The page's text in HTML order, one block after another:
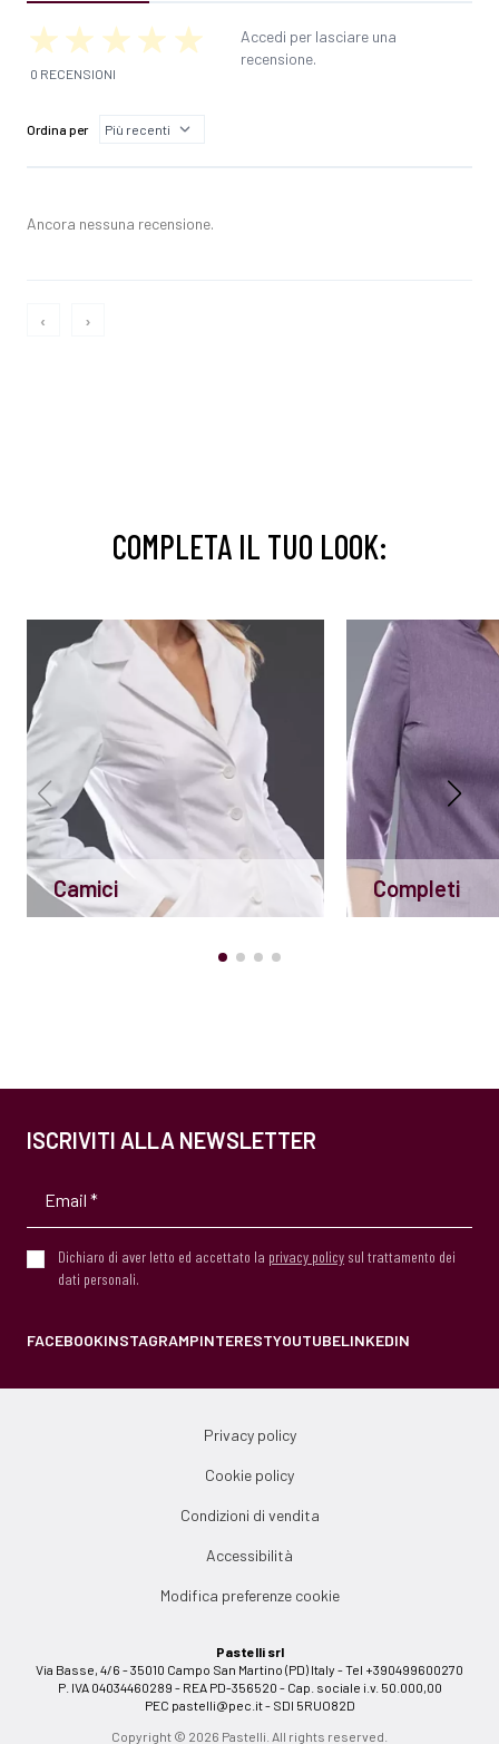
0 RECENSIONI
Accedi per lasciare una
recensione.
Ordina per
Ancora nessuna recensione.
‹ ›
COMPLETA IL TUO LOOK:
Camici Completi
ISCRIVITI ALLA NEWSLETTER
Dichiaro di aver letto ed accettato la privacy policy sul trattamento dei
dati personali.
FACEBOOKINSTAGRAMPINTERESTYOUTUBELINKEDIN
Privacy policy
Cookie policy
Condizioni di vendita
Accessibilità
Modifica preferenze cookie
Pastelli srl
Via Basse, 4/6 - 35010 Campo San Martino (PD) Italy - Tel +390499600270
P. IVA 04034460289 - REA PD-356520 - Cap. sociale i.v. 50.000,00
PEC pastelli@pec.it- SDI 5RUO82D
Copyright © 2026 Pastelli. All rights reserved.